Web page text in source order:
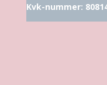
Kvk-nummer: